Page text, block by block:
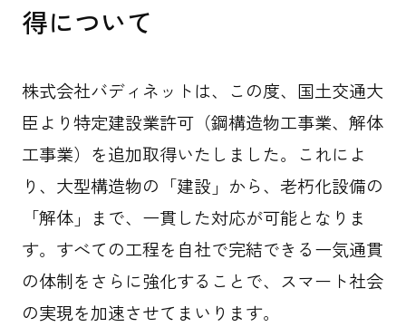
資料ダウンロード
協力会社募集
FOLLOW US
得について
株式会社バディネットは、この度、国土交通大
臣より特定建設業許可（鋼構造物工事業、解体
工事業）を追加取得いたしました。これによ
り、大型構造物の「建設」から、老朽化設備の
「解体」まで、一貫した対応が可能となりま
す。すべての工程を自社で完結できる一気通貫
の体制をさらに強化することで、スマート社会
の実現を加速させてまいります。